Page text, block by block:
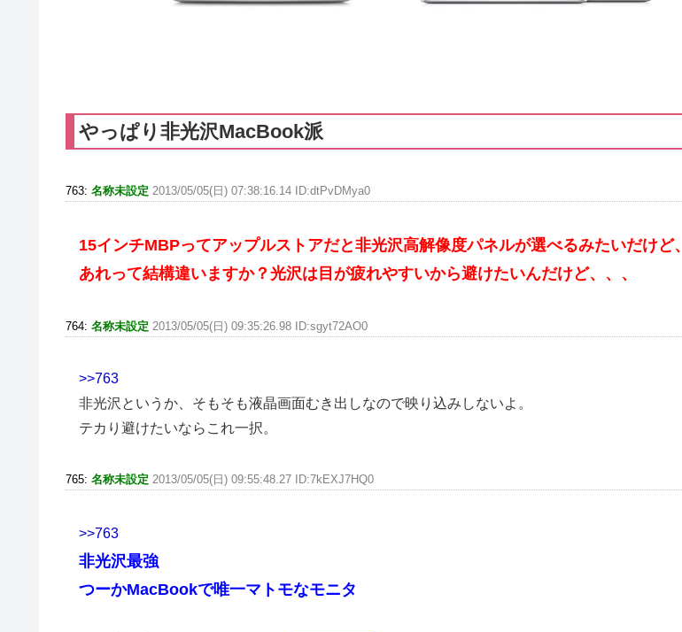
やっぱり非光沢MacBook派
763: 名称未設定 2013/05/05(日) 07:38:16.14 ID:dtPvDMya0
15インチMBPってアップルストアだと非光沢高解像度パネルが選べるみたいだけど、
あれって結構違いますか？光沢は目が疲れやすいから避けたいんだけど、、、
764: 名称未設定 2013/05/05(日) 09:35:26.98 ID:sgyt72AO0
>>763
非光沢というか、そもそも液晶画面むき出しなので映り込みしないよ。
テカり避けたいならこれ一択。
765: 名称未設定 2013/05/05(日) 09:55:48.27 ID:7kEXJ7HQ0
>>763
非光沢最強
つーかMacBookで唯一マトモなモニタ